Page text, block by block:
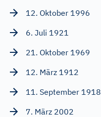
12. Oktober 1996
6. Juli 1921
21. Oktober 1969
12. März 1912
11. September 1918
7. März 2002